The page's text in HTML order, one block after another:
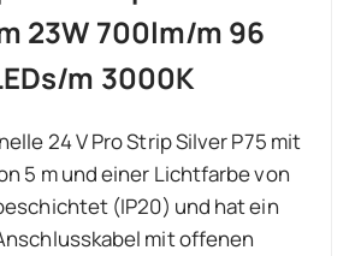
23W 700lm/m 96
m 3000K
24 V Pro Strip Silver P75 mit
5 m und einer Lichtfarbe von
(IP20) und hat ein
mit offenen